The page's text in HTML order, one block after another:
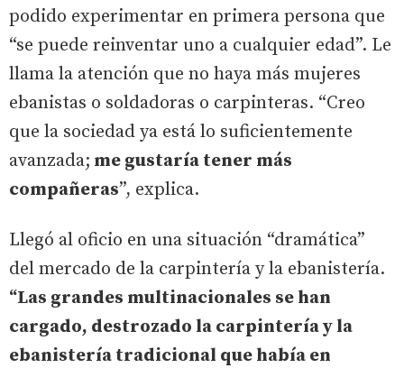
podido experimentar en primera persona que
“se puede reinventar uno a cualquier edad”. Le
llama la atención que no haya más mujeres
ebanistas o soldadoras o carpinteras. “Creo
que la sociedad ya está lo suficientemente
avanzada; me gustaría tener más
compañeras”, explica.
Llegó al oficio en una situación “dramática”
del mercado de la carpintería y la ebanistería.
“Las grandes multinacionales se han
cargado, destrozado la carpintería y la
ebanistería tradicional que había en